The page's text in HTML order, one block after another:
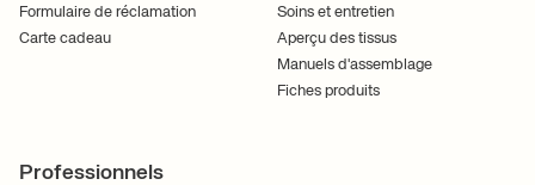
Formulaire de réclamation
Carte cadeau
Soins et entretien
Aperçu des tissus
Manuels d'assemblage
Fiches produits
Professionnels